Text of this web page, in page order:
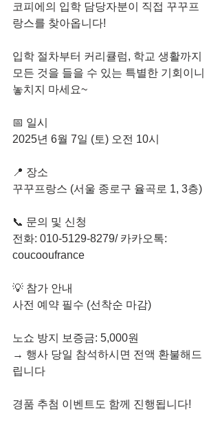
코피에의 입학 담당자분이 직접 꾸꾸프
랑스를 찾아옵니다!
입학 절차부터 커리큘럼, 학교 생활까지
모든 것을 들을 수 있는 특별한 기회이니
놓치지 마세요~
📅 일시
2025년 6월 7일 (토) 오전 10시
📍 장소
꾸꾸프랑스 (서울 종로구 율곡로 1, 3층)
📞 문의 및 신청
전화: 010-5129-8279/ 카카오톡:
coucooufrance
💡 참가 안내
사전 예약 필수 (선착순 마감)
노쇼 방지 보증금: 5,000원
→ 행사 당일 참석하시면 전액 환불해드
립니다
경품 추첨 이벤트도 함께 진행됩니다!